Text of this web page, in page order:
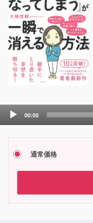
Audio
Player
00:00
通常価格